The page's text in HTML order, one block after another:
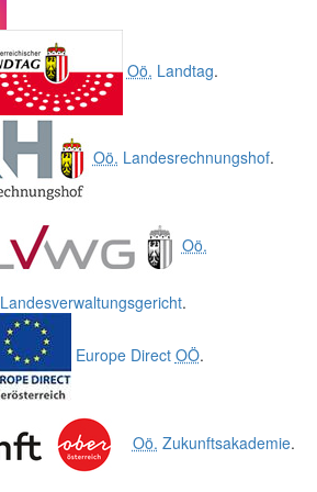
Oö. Landtag.
Oö. Landesrechnungshof.
Oö.
Landesverwaltungsgericht.
Europe Direct OÖ.
Oö. Zukunftsakademie.